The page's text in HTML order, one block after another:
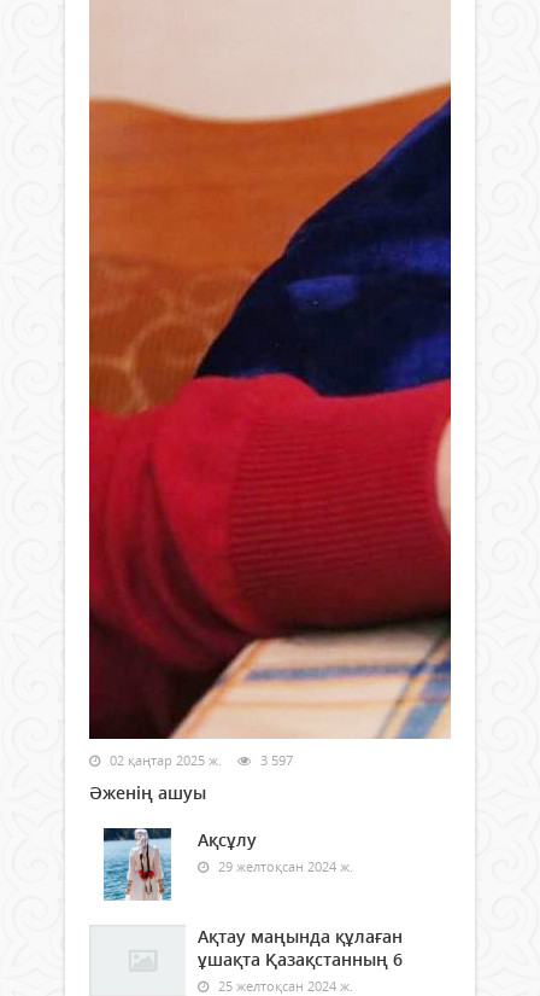
02 қаңтар 2025 ж. 3 597
Әженің ашуы
Ақсұлу
29 желтоқсан 2024 ж.
Ақтау маңында құлаған
ұшақта Қазақстанның 6
25 желтоқсан 2024 ж.